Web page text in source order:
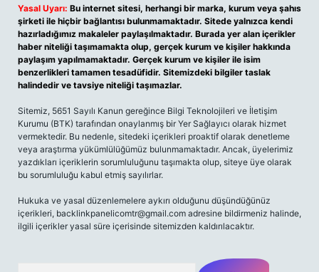
Yasal Uyarı: Bu internet sitesi, herhangi bir marka, kurum veya şahıs
şirketi ile hiçbir bağlantısı bulunmamaktadır. Sitede yalnızca kendi
hazırladığımız makaleler paylaşılmaktadır. Burada yer alan içerikler
haber niteliği taşımamakta olup, gerçek kurum ve kişiler hakkında
paylaşım yapılmamaktadır. Gerçek kurum ve kişiler ile isim
benzerlikleri tamamen tesadüfidir. Sitemizdeki bilgiler taslak
halindedir ve tavsiye niteliği taşımazlar.
Sitemiz, 5651 Sayılı Kanun gereğince Bilgi Teknolojileri ve İletişim
Kurumu (BTK) tarafından onaylanmış bir Yer Sağlayıcı olarak hizmet
vermektedir. Bu nedenle, sitedeki içerikleri proaktif olarak denetleme
veya araştırma yükümlülüğümüz bulunmamaktadır. Ancak, üyelerimiz
yazdıkları içeriklerin sorumluluğunu taşımakta olup, siteye üye olarak
bu sorumluluğu kabul etmiş sayılırlar.
Hukuka ve yasal düzenlemelere aykırı olduğunu düşündüğünüz
içerikleri, backlinkpanelicomtr@gmail.com adresine bildirmeniz halinde,
ilgili içerikler yasal süre içerisinde sitemizden kaldırılacaktır.